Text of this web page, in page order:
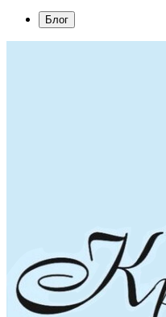
Блог